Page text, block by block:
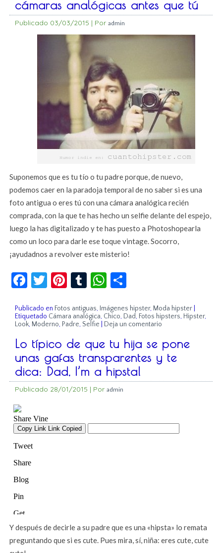
cámaras analógicas antes que tú
Publicado 03/03/2015 | Por admin
Suponemos que es tu tío o tu padre porque, de nuevo,
podemos caer en la paradoja temporal de no saber si es una
foto antigua o eres tú con una cámara analógica recién
comprada, con la que te has hecho un selfie delante del espejo,
luego la has digitalizado y te has puesto a Photoshopearla
como un loco para darle ese toque vintage. Socorro,
¡ayudadnos a revolver este misterio!
Facebook
Twitter
Pinterest
TumblrWhatsApp
Publicado en Fotos antiguas, Imágenes hipster, Moda hipster
Etiquetado Cámara analógica, Chico, Dad, Fotos hipsters, Hipster,
Look, Moderno, Padre, Selfie Deja un comentario
Lo típico de que tu hija se pone
unas gafas transparentes y te
dica: Dad, I’m a hipsta!
Publicado 28/01/2015 | Por admin
Y después de decirle a su padre que es una «hipsta» lo remata
preguntando que si es cute. Pues mira, sí, niña: eres cute, cute